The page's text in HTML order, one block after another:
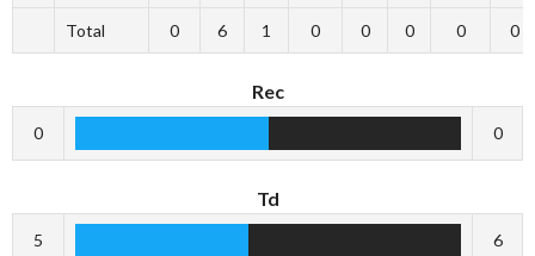
Total 0 6 1 0 0 0 0 0
Rec
0 0
Td
5 6